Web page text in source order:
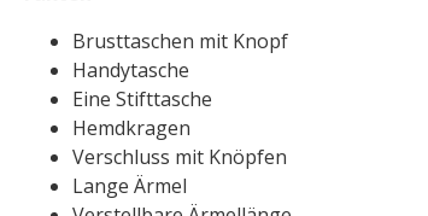
Brusttaschen mit Knopf
Handytasche
Eine Stifttasche
Hemdkragen
Verschluss mit Knöpfen
Lange Ärmel